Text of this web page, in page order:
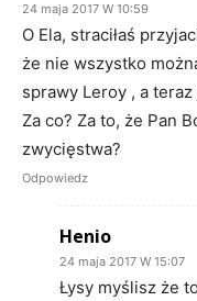
24 maja 2017 W 10:59
O Ela, straciłaś
że nie wszystko
sprawy Leroy , a teraz
Za co? Za to, że Pan
zwycięstwa?
Odpowiedz
Henio
24 maja 2017 W 15:07
Łysy myślisz że